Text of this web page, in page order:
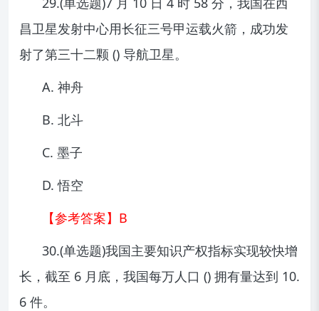
昌卫星发射中心用长征三号甲运载火箭，成功发
射了第三十二颗 () 导航卫星。
A. 神舟
B. 北斗
C. 墨子
D. 悟空
【参考答案】B
30.(单选题)我国主要知识产权指标实现较快增
长，截至 6 月底，我国每万人口 () 拥有量达到 10.
6 件。